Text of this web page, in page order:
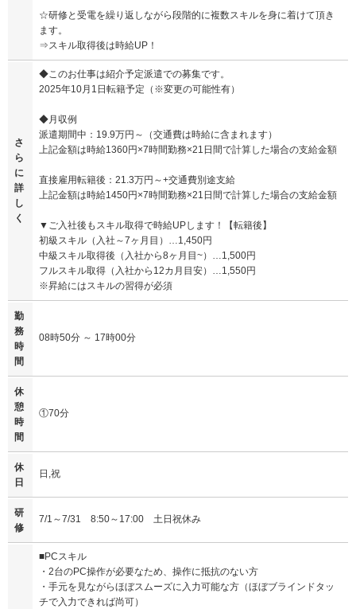
☆研修と受電を繰り返しながら段階的に複数スキルを身に着けて頂き
ます。
⇒スキル取得後は時給UP！
さ
ら
に
詳
し
く
◆このお仕事は紹介予定派遣での募集です。
2025年10月1日転籍予定（※変更の可能性有）
◆月収例
派遣期間中：19.9万円～（交通費は時給に含まれます）
上記金額は時給1360円×7時間勤務×21日間で計算した場合の支給金額
直接雇用転籍後：21.3万円～+交通費別途支給
上記金額は時給1450円×7時間勤務×21日間で計算した場合の支給金額
▼ご入社後もスキル取得で時給UPします！【転籍後】
初級スキル（入社～7ヶ月目）…1,450円
中級スキル取得後（入社から8ヶ月目~）…1,500円
フルスキル取得（入社から12カ月目安）…1,550円
※昇給にはスキルの習得が必須
勤
務
時
間
08時50分 ～ 17時00分
休
憩
時
間
①70分
休
日
日,祝
研
修
7/1～7/31 8:50～17:00 土日祝休み
■PCスキル
・2台のPC操作が必要なため、操作に抵抗のない方
・手元を見ながらほぼスムーズに入力可能な方（ほぼブラインドタッ
チで入力できれば尚可）